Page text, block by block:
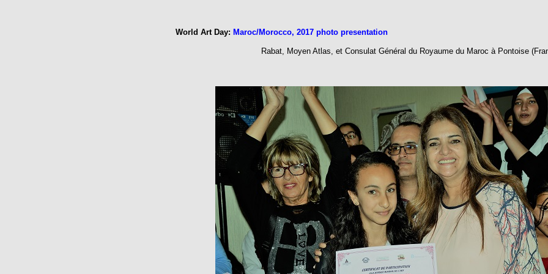
World Art Day: Maroc/Morocco, 2017 photo presentation
Rabat, Moyen Atlas, et Consulat Général du Royaume du Maroc à Pontoise